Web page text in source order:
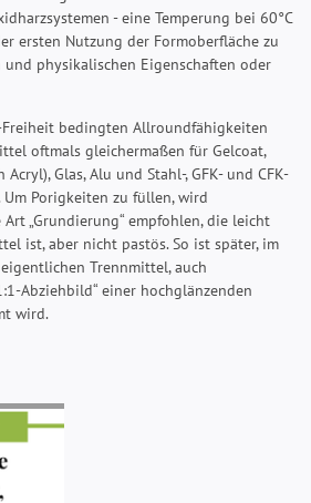
- eine Temperung bei 60°C
ersten Nutzung der Formoberfläche zu
und physikalischen Eigenschaften oder
bedingten Allroundfähigkeiten
oftmals gleichermaßen für Gelcoat,
Acryl), Glas, Alu und Stahl-, GFK- und CFK-
Porigkeiten zu füllen, wird
„Grundierung“ empfohlen, die leicht
ist, aber nicht pastös. So ist später, im
Trennmittel, auch
Abziehbild“ einer hochglänzenden
wird.